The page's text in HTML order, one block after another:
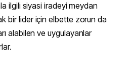
ilgili siyasi iradeyi meydan
bir lider için elbette zorun da
alabilen ve uygulayanlar